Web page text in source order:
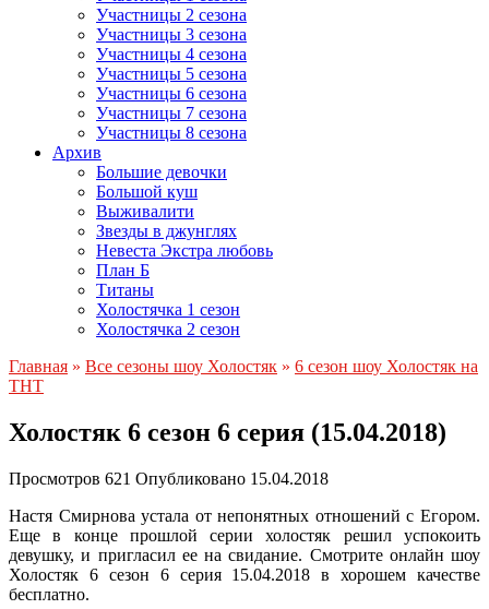
Участницы 2 сезона
Участницы 3 сезона
Участницы 4 сезона
Участницы 5 сезона
Участницы 6 сезона
Участницы 7 сезона
Участницы 8 сезона
Архив
Большие девочки
Большой куш
Выживалити
Звезды в джунглях
Невеста Экстра любовь
План Б
Титаны
Холостячка 1 сезон
Холостячка 2 сезон
Главная » Все сезоны шоу Холостяк » 6 сезон шоу Холостяк на
ТНТ
Холостяк 6 сезон 6 серия (15.04.2018)
Просмотров 621 Опубликовано 15.04.2018
Настя Смирнова устала от непонятных отношений с Егором.
Еще в конце прошлой серии холостяк решил успокоить
девушку, и пригласил ее на свидание. Смотрите онлайн шоу
Холостяк 6 сезон 6 серия 15.04.2018 в хорошем качестве
бесплатно.